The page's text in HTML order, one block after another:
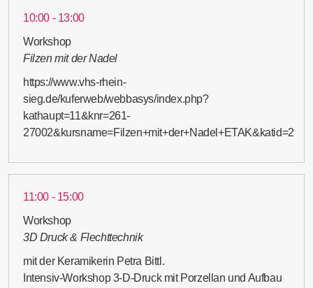
10:00 - 13:00
Workshop
Filzen mit der Nadel
https://www.vhs-rhein-
sieg.de/kuferweb/webbasys/index.php?
kathaupt=11&knr=261-
27002&kursname=Filzen+mit+der+Nadel+ETAK&katid=2
11:00 - 15:00
Workshop
3D Druck & Flechttechnik
mit der Keramikerin Petra Bittl.
Intensiv-Workshop 3-D-Druck mit Porzellan und Aufbau